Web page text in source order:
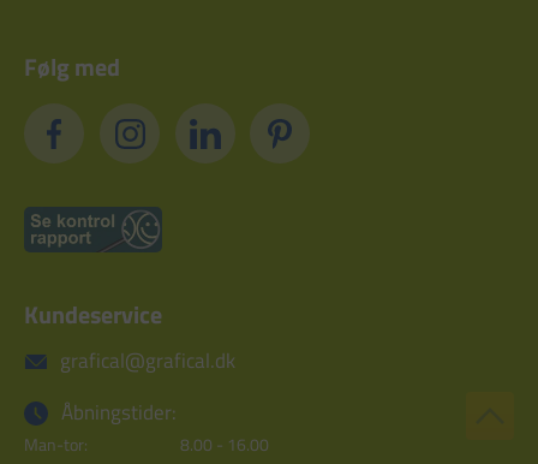
Følg med
Kundeservice
grafical@grafical.dk
Åbningstider:
Man-tor:
8.00 - 16.00